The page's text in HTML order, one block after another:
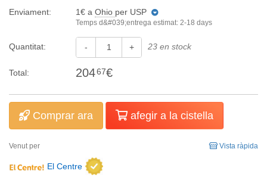
Enviament: 1€ a Ohio per USP
Temps d&#039;entrega estimat: 2-18 days
Quantitat: - + 23 en stock
Total: 20467€
Comprar ara afegir a la cistella
Venut per Vista ràpida
El Centre